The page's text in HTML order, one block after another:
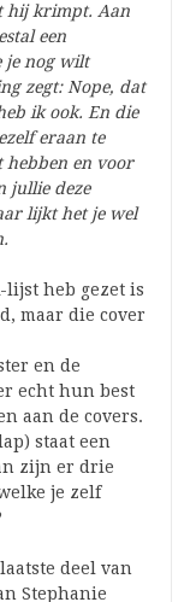
hij krimpt. Aan
een
je nog wilt
zegt: Nope, dat
ik ook. En die
eraan te
en voor
jullie deze
lijkt het je wel
lijst heb gezet is
maar die cover
en de
echt hun best
aan de covers.
staat een
zijn er drie
je zelf
deel van
Stephanie